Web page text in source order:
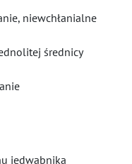
niewchłanialne
średnicy
jedwabnika